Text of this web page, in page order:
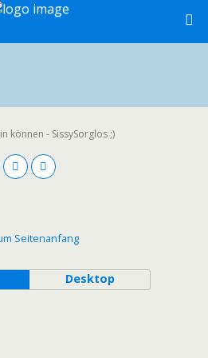
können - SissySorglos ;)
Seitenanfang
Desktop